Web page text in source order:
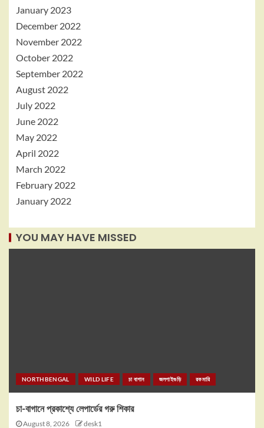
January 2023
December 2022
November 2022
October 2022
September 2022
August 2022
July 2022
June 2022
May 2022
April 2022
March 2022
February 2022
January 2022
YOU MAY HAVE MISSED
NORTHBENGAL WILD LIFE চা বাগান জলপাইগুড়ি রকমারি
চা-বাগানে প্রকাশ্যে লেপার্ডের গরু শিকার
August 8, 2026 desk1